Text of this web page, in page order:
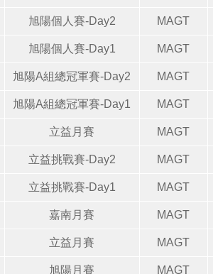
旭陽個人賽-Day2 MAGT
旭陽個人賽-Day1 MAGT
旭陽A組總冠軍賽-Day2 MAGT
旭陽A組總冠軍賽-Day1 MAGT
立益月賽 MAGT
立益挑戰賽-Day2 MAGT
立益挑戰賽-Day1 MAGT
嘉南月賽 MAGT
立益月賽 MAGT
旭陽月賽 MAGT